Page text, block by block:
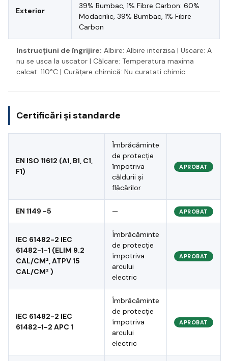
Exterior
39% Bumbac, 1% Fibre Carbon: 60%
Modacrilic, 39% Bumbac, 1% Fibre
Carbon
Instrucțiuni de îngrijire: Albire: Albire interzisa | Uscare: A
nu se usca la uscator | Călcare: Temperatura maxima
calcat: 110°C | Curățare chimică: Nu curatati chimic.
Certificări și standarde
EN ISO 11612 (A1, B1, C1,
F1)
Îmbrăcăminte
de protecție
împotriva
căldurii și
flăcărilor
APROBAT
EN 1149 -5 — APROBAT
IEC 61482-2 IEC
61482-1-1 (ELIM 9.2
CAL/CM², ATPV 15
CAL/CM² )
Îmbrăcăminte
de protecție
împotriva
arcului
electric
APROBAT
IEC 61482-2 IEC
61482-1-2 APC 1
Îmbrăcăminte
de protecție
împotriva
arcului
electric
APROBAT